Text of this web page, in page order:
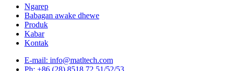
Ngarep
Babagan awake dhewe
Produk
Kabar
Kontak
E-mail: info@matltech.com
Ph: +86 (28) 8518 72 51/52/53